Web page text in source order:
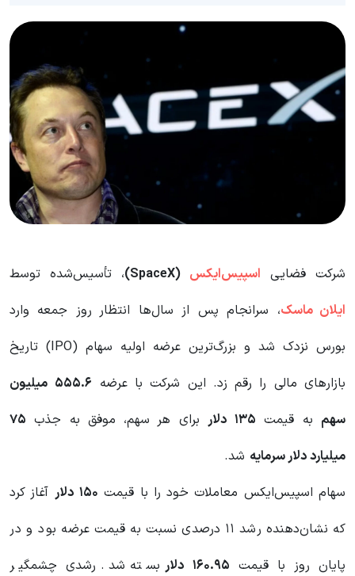
شرکت فضایی اسپیس‌ایکس (SpaceX)
، تأسیس‌شده توسط
ایلان ماسک، سرانجام پس از سال‌ها انتظار روز جمعه وارد
بورس نزدک شد و بزرگ‌ترین عرضه اولیه سهام (IPO) تاریخ
بازارهای مالی را رقم زد. این شرکت با عرضه ۵۵۵.۶ میلیون
سهم به قیمت ۱۳۵ دلار برای هر سهم، موفق به جذب ۷۵
میلیارد دلار سرمایه شد.
سهام اسپیس‌ایکس معاملات خود را با قیمت ۱۵۰ دلار آغاز کرد
که نشان‌دهنده رشد ۱۱ درصدی نسبت به قیمت عرضه بود و در
پایان روز با قیمت ۱۶۰.۹۵ دلار بسته شد. رشدی چشمگیر